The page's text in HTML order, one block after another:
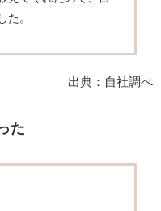
た。
出典：自社調べ
た